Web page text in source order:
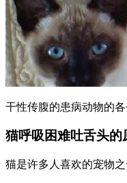
干性传腹的患病动物的
猫呼吸困难吐舌头的
猫是许多人喜欢的宠物